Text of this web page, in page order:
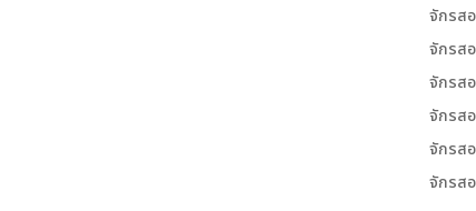
จักรส
จักรส
จักรส
จักรส
จักรส
จักรส